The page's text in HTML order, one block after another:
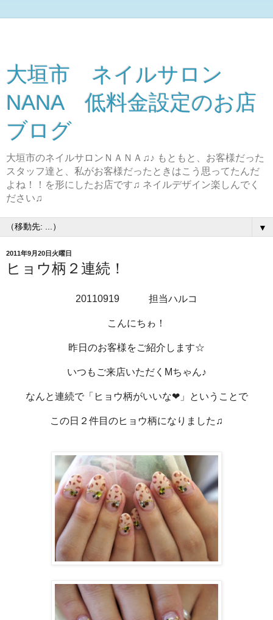
大垣市 ネイルサロン
NANA 低料金設定のお店
ブログ
大垣市のネイルサロンＮＡＮＡ♫♪ もともと、お客様だった
スタッフ達と、私がお客様だったときはこう思ってたんだ
よね！！を形にしたお店です♫ ネイルデザイン楽しんでく
ださい♫
▼
2011年9月20日火曜日
ヒョウ柄２連続！
20110919 担当ハルコ
こんにちゎ！
昨日のお客様をご紹介します☆
いつもご来店いただくMちゃん♪
なんと連続で「ヒョウ柄がいいな❤」ということで
この日２件目のヒョウ柄になりました♫